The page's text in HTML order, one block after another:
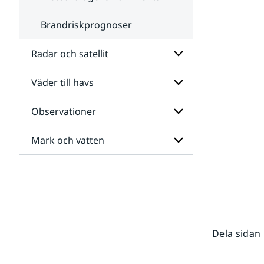
Brandriskprognoser
Radar och satellit
Undersidor
för
Radar
och
satellit
Väder till havs
Undersidor
för
Väder
till
havs
Observationer
Undersidor
för
Mark och vatten
Dela sidan